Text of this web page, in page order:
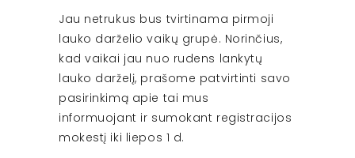
Jau netrukus bus tvirtinama pirmoji
lauko darželio vaikų grupė. Norinčius,
kad vaikai jau nuo rudens lankytų
lauko darželį, prašome patvirtinti savo
pasirinkimą apie tai mus
informuojant ir sumokant registracijos
mokestį iki liepos 1 d.